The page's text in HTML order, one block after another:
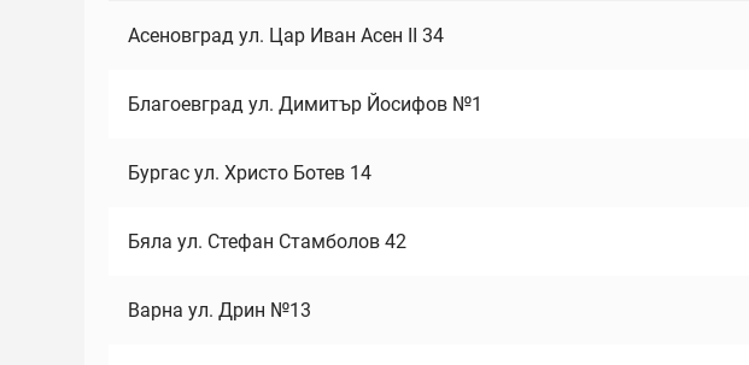
Асеновград ул. Цар Иван Асен II 34
Благоевград ул. Димитър Йосифов №1
Бургас ул. Христо Ботев 14
Бяла ул. Стефан Стамболов 42
Варна ул. Дрин №13